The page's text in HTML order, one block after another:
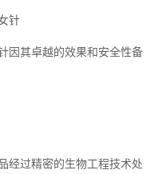
针
因其卓越的效果和安全性备
经过精密的生物工程技术处